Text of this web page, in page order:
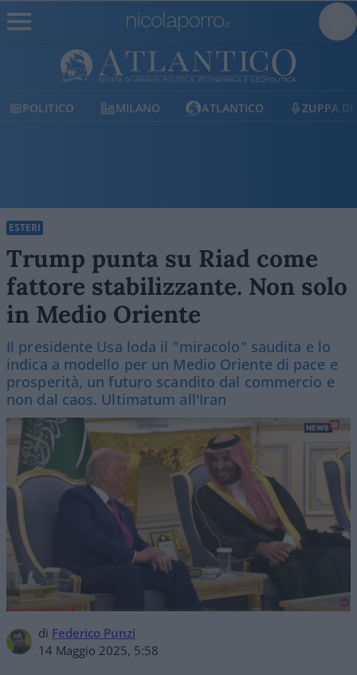
MILANO ATLANTICO ZUPPA DI PORRO
ESTERI
Trump punta su Riad come
fattore stabilizzante. Non solo
in Medio Oriente
Il presidente Usa loda il "miracolo" saudita e lo
indica a modello per un Medio Oriente di pace e
prosperità, un futuro scandito dal commercio e
non dal caos. Ultimatum all'Iran
di Federico Punzi
14 Maggio 2025, 5:58